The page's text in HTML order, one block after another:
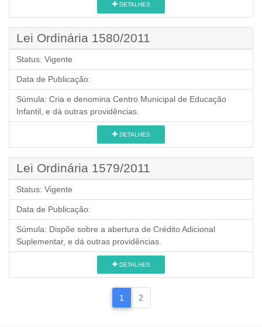
DETALHES
Lei Ordinária 1580/2011
Status: Vigente
Data de Publicação:
Súmula: Cria e denomina Centro Municipal de Educação
Infantil, e dá outras providências.
DETALHES
Lei Ordinária 1579/2011
Status: Vigente
Data de Publicação:
Súmula: Dispõe sobre a abertura de Crédito Adicional
Suplementar, e dá outras providências.
DETALHES
1 2